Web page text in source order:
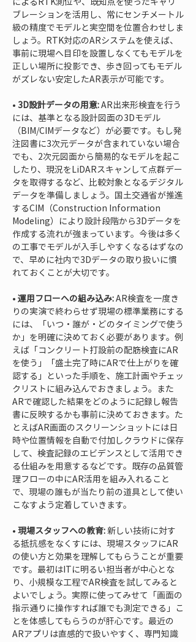
ブレーションを活用し、常にセンチメートル
級の精度でモデルと実空間を位置合わせしま
しょう。RTK対応のARシステムを使えば、
事前に現場へ目印を設置しなくてもモデルを
正しい場所に投影でき、歩き回ってもモデル
• 3D設計データの用意: AR出来形検査を行う
には、基準となる設計図面の3Dモデル
（BIM/CIMデータなど）が必要です。もし発
注図書に3次元データが含まれていない場合
でも、2次元図面から簡易的なモデルを起こ
したり、現況をLiDARスキャンして点群デー
タを取得するなど、比較対象となるデジタル
データを準備しましょう。国土交通省が推進
するCIM（Construction Information
Modeling）により設計段階から3Dデータを
作成する流れが強まっています。今後は多く
の工事でモデルが入手しやすくなるはずなの
で、早めに社内で3Dデータの取り扱いに慣
• 運用フローへの組み込み: AR検査を一度き
りの実演で終わらせず現場の標準業務にする
には、「いつ・誰が・どのタイミングで使う
か」を明確に決めておく必要があります。例
えば「コンクリート打設前の配筋検査にAR
を使う」「盛土完了時にARで仕上がりを確
認する」といった手順を、施工計画やチェッ
クリストに組み込んでおきましょう。また
ARで確認した結果をどのように記録し報告
書に反映するかも事前に決めておきます。た
とえばAR画面のスクリーンショットには日
時や位置情報を自動で付加しクラウドに保存
して、検査記録のエビデンスとして活用でき
る仕組みを用意するなどです。既存の品質管
理フローの中にAR活用を組み入れること
で、現場の誰もが当たり前の道具として使い
• 現場スタッフへの教育: 新しい技術に対す
る抵抗感をなくすには、現場スタッフにAR
の使い方と効果を理解してもらうことが重要
です。最初はITに明るい担当者が中心とな
り、小規模な工程でAR検査を試してみると
よいでしょう。実際に使ってみせて「画面の
指示通りに操作すれば誰でも測定できる」こ
とを体感してもらうのが肝心です。最近の
ARアプリは直感的で扱いやすく、専門知識